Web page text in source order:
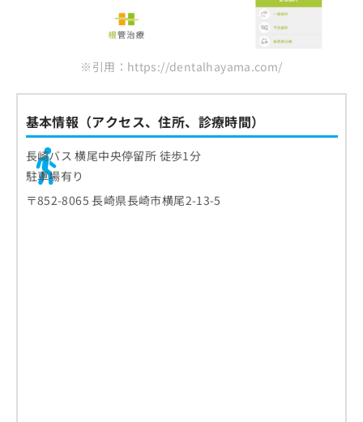
※引用：https://dentalhayama.com/
基本情報（アクセス、住所、診療時間）
長崎バス 横尾中央停留所 徒歩1分
駐車場有り
〒852-8065 長崎県長崎市横尾2-13-5